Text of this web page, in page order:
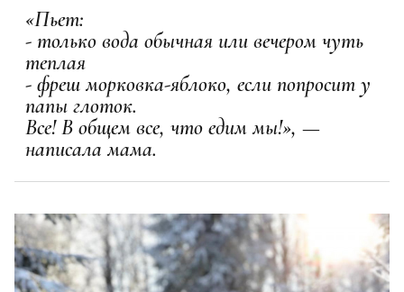
«Пьет:
- только вода обычная или вечером чуть
теплая
- фреш морковка-яблоко, если попросит у
папы глоток.
Все! В общем все, что едим мы!», —
написала мама.